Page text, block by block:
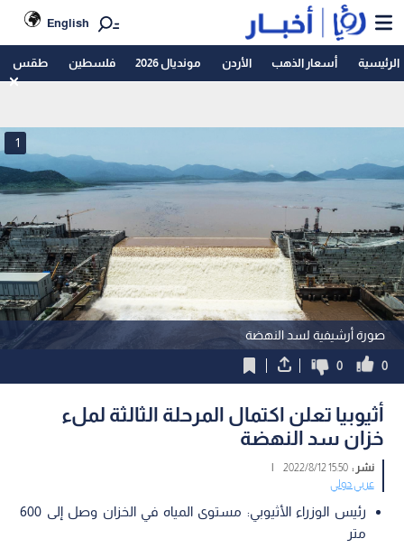
English
الرئيسية أسعار الذهب الأردن مونديال 2026 فلسطين طقس
صورة أرشيفية لسد النهضة
1
0
0
أثيوبيا تعلن اكتمال المرحلة الثالثة لملء
خزان سد النهضة
نشر :15:50 2022/8/12
|
عربي دولي
رئيس الوزراء الأثيوبي: مستوى المياه في الخزان وصل إلى 600
متر